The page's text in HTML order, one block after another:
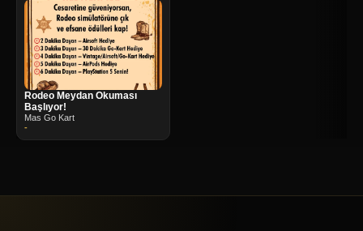
Rodeo Meydan Okuması
Başlıyor!
Mas Go Kart
-